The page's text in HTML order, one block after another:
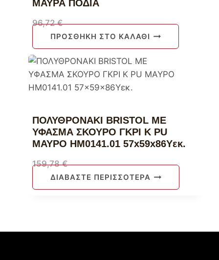
ΜΑΥΡΑ ΠΟΔΙΑ
96,72€
ΠΡΟΣΘΉΚΗ ΣΤΟ ΚΑΛΆΘΙ
ΠΟΛΥΘΡΟΝΑΚΙ BRISTOL ΜΕ
ΥΦΑΣΜΑ ΣΚΟΥΡΟ ΓΚΡΙ Κ PU
ΜΑΥΡΟ HM0141.01 57x59x86Υεκ.
159,78€
ΔΙΑΒΆΣΤΕ ΠΕΡΙΣΣΌΤΕΡΑ